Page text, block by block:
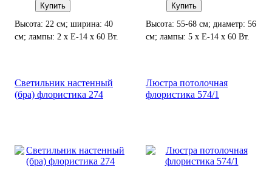
Купить
Высота: 22 см; ширина: 40
см; лампы: 2 х Е-14 х 60 Вт.
Купить
Высота: 55-68 см; диаметр: 56
см; лампы: 5 х Е-14 х 60 Вт.
Светильник настенный
(бра) флористика 274
Люстра потолочная
флористика 574/1